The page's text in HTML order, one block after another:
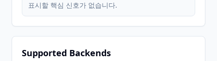
표시할 핵심 신호가 없습니다.
Supported Backends